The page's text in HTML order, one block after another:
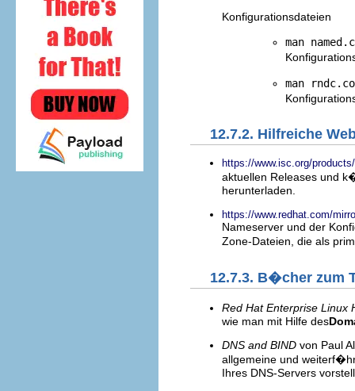
Konfigurationsdateien
man
man
12.7.2. Hilfreiche
https://www.isc.org/
aktuellen Releases und
herunterladen.
https://www.redhat.com/
Nameserver und der
Zone-Dateien, die als
12.7.3. B�cher zum
Red Hat Enterprise Linux
wie man mit Hilfe des
DNS and BIND von Paul
allgemeine und
Ihres DNS-Servers